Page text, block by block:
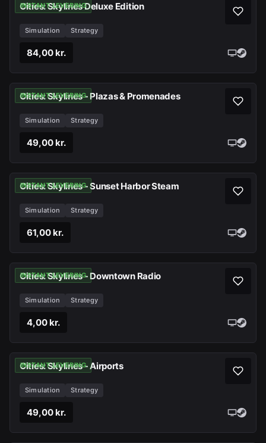
INSTANT LEVERING
Cities: Skylines Deluxe Edition
Simulation Strategy
84,00 kr.
INSTANT LEVERING
Cities: Skylines - Plazas & Promenades
Simulation Strategy
49,00 kr.
INSTANT LEVERING
Cities: Skylines - Sunset Harbor Steam
Simulation Strategy
61,00 kr.
INSTANT LEVERING
Cities: Skylines - Downtown Radio
Simulation Strategy
4,00 kr.
INSTANT LEVERING
Cities: Skylines - Airports
Simulation Strategy
49,00 kr.